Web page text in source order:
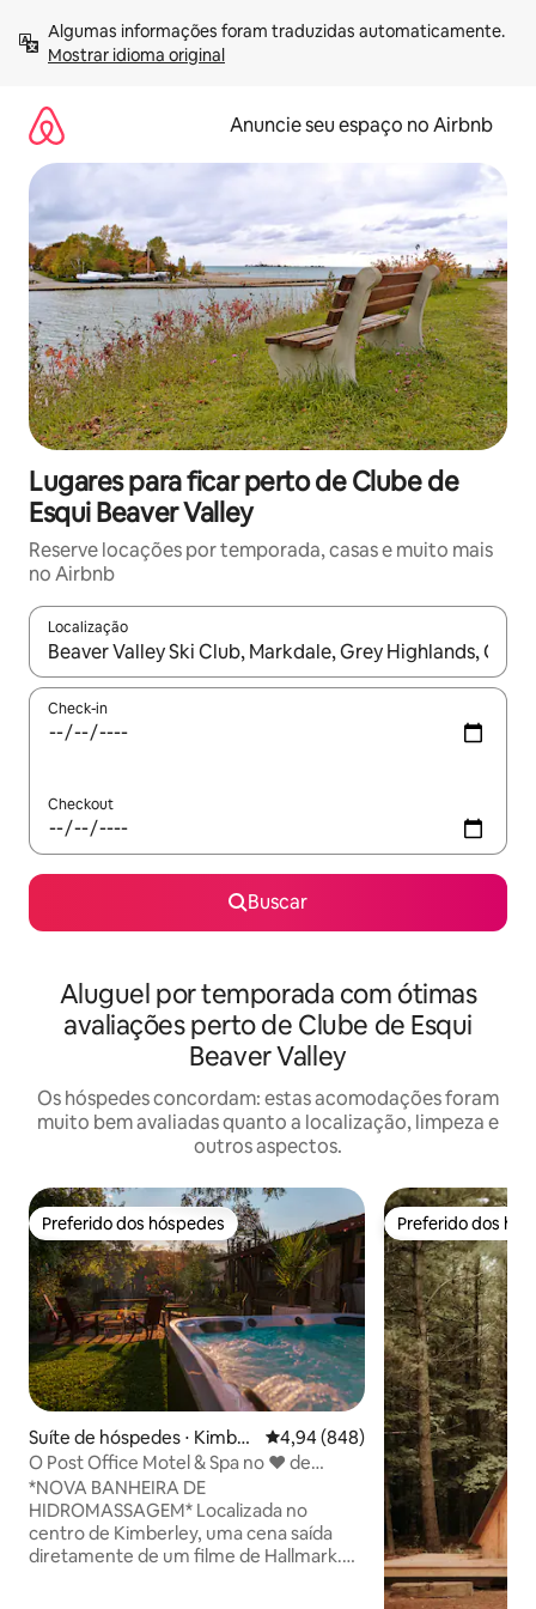
para
Mostrar idioma original
Anuncie seu espaço no Airbnb
Lugares para ficar perto de Clube de
Esqui Beaver Valley
Reserve locações por temporada, casas e muito mais
no Airbnb
Localização
Quando os resultados estiverem disponíveis, explore-os
Check-in
Checkout
Buscar
Aluguel por temporada com ótimas
avaliações perto de Clube de Esqui
Beaver Valley
Os hóspedes concordam: estas acomodações foram
muito bem avaliadas quanto a localização, limpeza e
outros aspectos.
Preferido dos hóspedes
Preferido dos hóspedes
Suíte de hóspedes ⋅ Kimber
ley
4,94 de uma avaliação média de
4,94 (848)
O Post Office Motel & Spa no ❤️ de
Kimberley
*NOVA BANHEIRA DE
HIDROMASSAGEM* Localizada no
centro de Kimberley, uma cena saída
diretamente de um filme de Hallmark.
Preferido dos
Preferido dos